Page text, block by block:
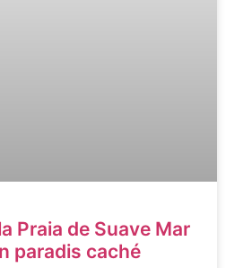
Praia de Suave Mar
paradis caché